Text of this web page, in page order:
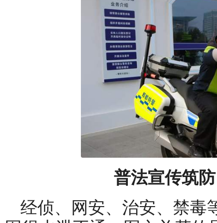
普法宣传筑
经侦、网安、治安、禁毒